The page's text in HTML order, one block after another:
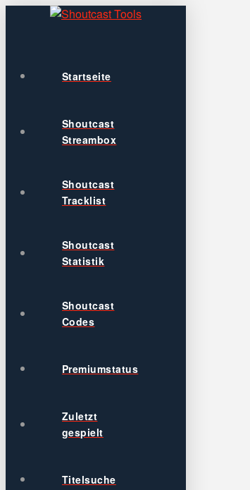
Startseite
Shoutcast
Streambox
Shoutcast
Tracklist
Shoutcast
Statistik
Shoutcast
Codes
Premiumstatus
Zuletzt
gespielt
Titelsuche